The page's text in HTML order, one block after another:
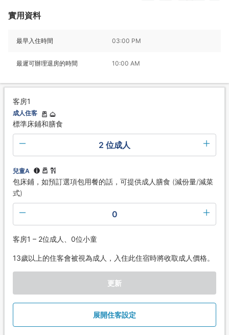
實用資料
最早入住時間 03:00 PM
最遲可辦理退房的時間 10:00 AM
客房1
成人住客
標準床鋪和膳食
2 位成人
兒童A
包床鋪，如預訂選項包用餐的話，可提供成人膳食 (減份量/減菜
式)
0
客房1 – 2位成人、0位小童
13歲以上的住客會被視為成人，入住此住宿時將收取成人價格。
更新
展開住客設定